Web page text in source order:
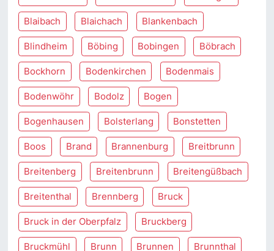
Blaibach Blaichach Blankenbach
Blindheim Böbing Bobingen Böbrach
Bockhorn Bodenkirchen Bodenmais
Bodenwöhr Bodolz Bogen
Bogenhausen Bolsterlang Bonstetten
Boos Brand Brannenburg Breitbrunn
Breitenberg Breitenbrunn Breitengüßbach
Breitenthal Brennberg Bruck
Bruck in der Oberpfalz Bruckberg
Bruckmühl Brunn Brunnen Brunnthal